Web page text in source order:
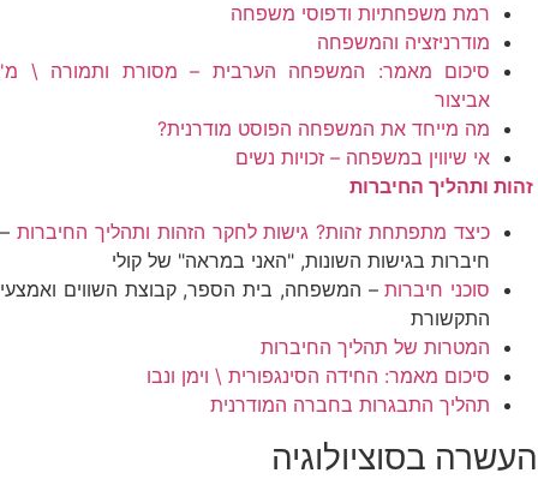
רמת משפחתיות ודפוסי משפחה
מודרניזציה והמשפחה
סיכום מאמר: המשפחה הערבית – מסורת ותמורה \ מ'
אביצור
מה מייחד את המשפחה הפוסט מודרנית?
אי שיווין במשפחה – זכויות נשים
זהות ותהליך החיברות
כיצד מתפתחת זהות? גישות לחקר הזהות ותהליך החיברות –
חיברות בגישות השונות, "האני במראה" של קולי
סוכני חיברות– המשפחה, בית הספר, קבוצת השווים ואמצעי
התקשורת
המטרות של תהליך החיברות
סיכום מאמר: החידה הסינגפורית \ וימן ונבו
תהליך התבגרות בחברה המודרנית
העשרה בסוציולוגיה